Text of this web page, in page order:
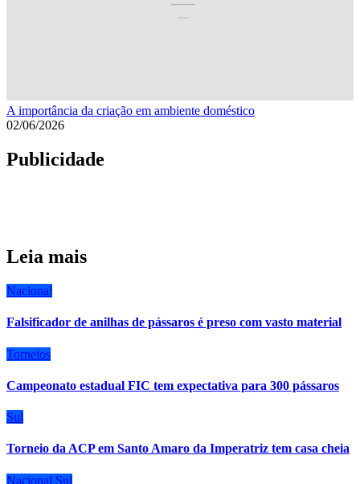
A importância da criação em ambiente doméstico
02/06/2026
Publicidade
Leia mais
Nacional
Falsificador de anilhas de pássaros é preso com vasto material
Torneios
Campeonato estadual FIC tem expectativa para 300 pássaros
Sul
Torneio da ACP em Santo Amaro da Imperatriz tem casa cheia
Nacional Sul